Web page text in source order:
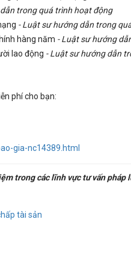
trong quá trình hoạt động
- Luật sư hướng dẫn trong
hàng năm - Luật sư hướng
lao động - Luật sư hướng dẫn
phí cho bạn:
gia-nc14389.html
trong các lĩnh vực tư vấn pháp
tài sản